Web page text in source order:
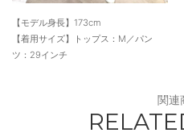
【モデル身長】173cm
【着用サイズ】トップス：M／パン
ツ：29インチ
関連